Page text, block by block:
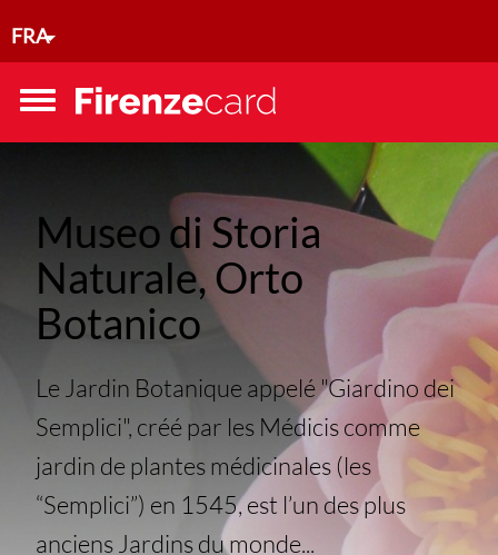
FRA
Toggle
Museo di Storia
Naturale, Orto
Botanico
Le Jardin Botanique appelé "Giardino dei
Semplici", créé par les Médicis comme
jardin de plantes médicinales (les
“Semplici”) en 1545, est l’un des plus
anciens Jardins du monde...